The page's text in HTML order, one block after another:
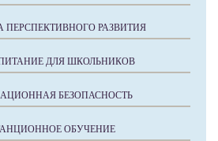
ПЕРСПЕКТИВНОГО РАЗВИТИЯ
ДЛЯ ШКОЛЬНИКОВ
БЕЗОПАСНОСТЬ
ОБУЧЕНИЕ